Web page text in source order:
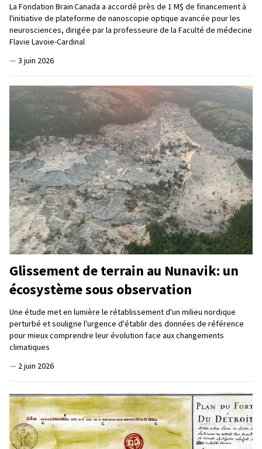
La Fondation Brain Canada a accordé près de 1 M$ de financement à
l'initiative de plateforme de nanoscopie optique avancée pour les
neurosciences, dirigée par la professeure de la Faculté de médecine
Flavie Lavoie-Cardinal
— 3 juin 2026
Glissement de terrain au Nunavik: un
écosystème sous observation
Une étude met en lumière le rétablissement d'un milieu nordique
perturbé et souligne l'urgence d'établir des données de référence
pour mieux comprendre leur évolution face aux changements
climatiques
— 2 juin 2026